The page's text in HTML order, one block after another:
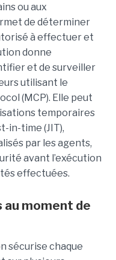
ou aux
de déterminer
à effectuer et
donne
et de surveiller
utilisant le
(MCP). Elle peut
temporaires
in-time (JIT),
par les agents,
avant l’exécution
effectuées.
au moment de
sécurise chaque